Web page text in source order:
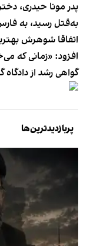
به‌قتل رسید، به
اتفاقا شوهرش
افزود: «زمانی که
گواهی رشد از
پربازدیدترین‌ها